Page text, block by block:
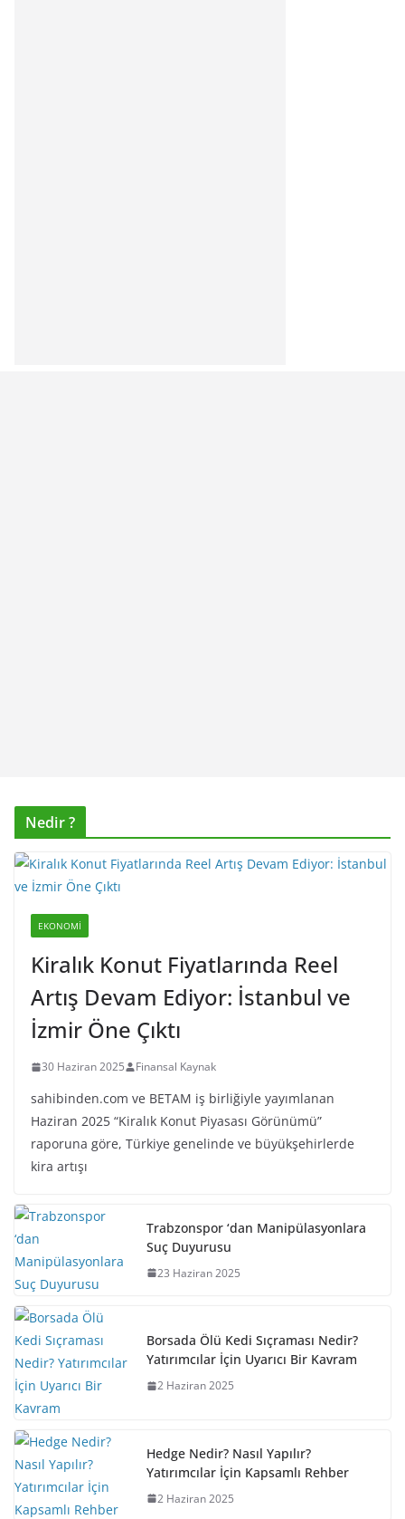
Nedir ?
EKONOMI
Kiralık Konut Fiyatlarında Reel
Artış Devam Ediyor: İstanbul ve
İzmir Öne Çıktı
30 Haziran 2025 Finansal Kaynak
sahibinden.com ve BETAM iş birliğiyle yayımlanan
Haziran 2025 “Kiralık Konut Piyasası Görünümü”
raporuna göre, Türkiye genelinde ve büyükşehirlerde
kira artışı
Trabzonspor ‘dan Manipülasyonlara
Suç Duyurusu
23 Haziran 2025
Borsada Ölü Kedi Sıçraması Nedir?
Yatırımcılar İçin Uyarıcı Bir Kavram
2 Haziran 2025
Hedge Nedir? Nasıl Yapılır?
Yatırımcılar İçin Kapsamlı Rehber
2 Haziran 2025